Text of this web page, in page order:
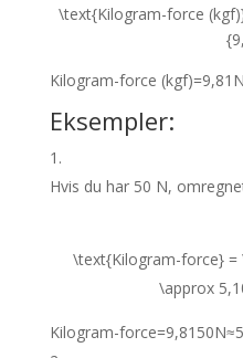
\text{Kilogram-force
Kilogram-force (kgf)=9,81
Eksempler:
Hvis du har 50 N,
\text{Kilogram-force}
\approx
Kilogram-force=9,81 50N≈5